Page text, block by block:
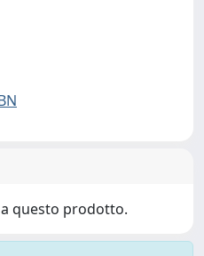
questo prodotto.